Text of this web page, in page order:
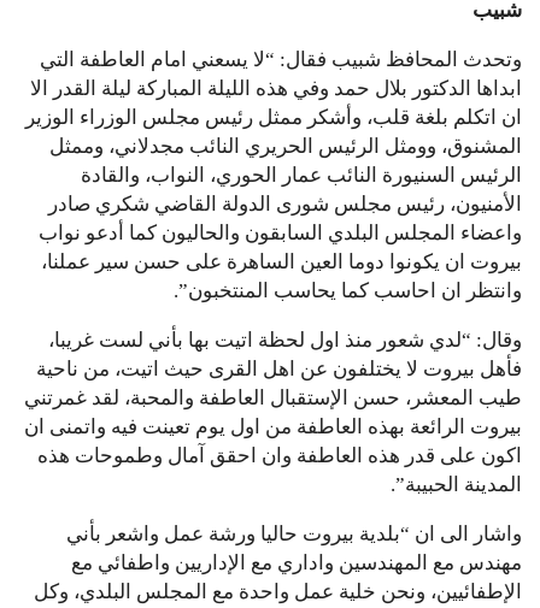
شبيب
وتحدث المحافظ شبيب فقال: “لا يسعني امام العاطفة التي
ابداها الدكتور بلال حمد وفي هذه الليلة المباركة ليلة القدر الا
ان اتكلم بلغة قلب، وأشكر ممثل رئيس مجلس الوزراء الوزير
المشنوق، وومثل الرئيس الحريري النائب مجدلاني، وممثل
الرئيس السنيورة النائب عمار الحوري، النواب، والقادة
الأمنيون، رئيس مجلس شورى الدولة القاضي شكري صادر
واعضاء المجلس البلدي السابقون والحاليون كما أدعو نواب
بيروت ان يكونوا دوما العين الساهرة على حسن سير عملنا،
وانتظر ان احاسب كما يحاسب المنتخبون”.
وقال: “لدي شعور منذ اول لحظة اتيت بها بأني لست غريبا،
فأهل بيروت لا يختلفون عن اهل القرى حيث اتيت، من ناحية
طيب المعشر، حسن الإستقبال العاطفة والمحبة، لقد غمرتني
بيروت الرائعة بهذه العاطفة من اول يوم تعينت فيه واتمنى ان
اكون على قدر هذه العاطفة وان احقق آمال وطموحات هذه
المدينة الحبيبة”.
واشار الى ان “بلدية بيروت حاليا ورشة عمل واشعر بأني
مهندس مع المهندسين واداري مع الإداريين واطفائي مع
الإطفائيين، ونحن خلية عمل واحدة مع المجلس البلدي، وكل